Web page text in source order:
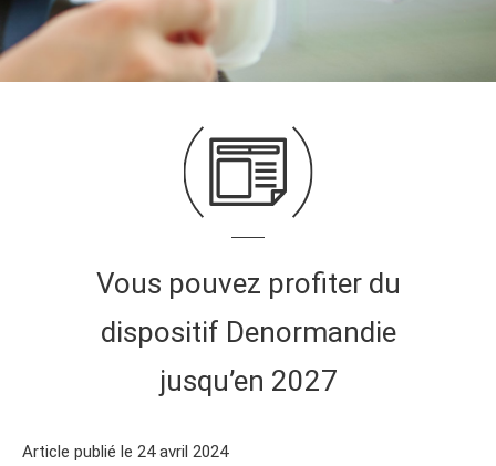
Vous pouvez profiter du
dispositif Denormandie
jusqu’en 2027
Article publié le 24 avril 2024